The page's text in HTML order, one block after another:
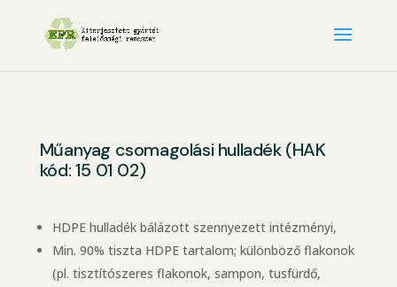
Műanyag csomagolási hulladék (HAK
kód: 15 01 02)
HDPE hulladék bálázott szennyezett intézményi,
Min. 90% tiszta HDPE tartalom; különböző flakonok
(pl. tisztítószeres flakonok, sampon, tusfürdő,